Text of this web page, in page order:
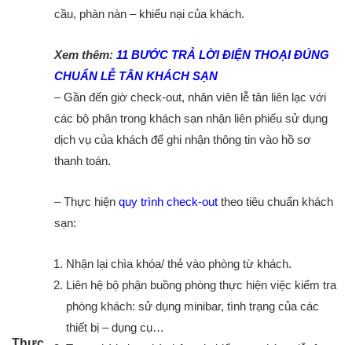
cầu, phàn nàn – khiếu nại của khách.
Xem thêm: 11 BƯỚC TRẢ LỜI ĐIỆN THOẠI ĐÚNG
CHUẨN LỄ TÂN KHÁCH SẠN
– Gần đến giờ check-out, nhân viên lễ tân liên lạc với
các bộ phận trong khách sạn nhận liên phiếu sử dụng
dịch vụ của khách để ghi nhận thông tin vào hồ sơ
thanh toán.
– Thực hiện quy trình check-out theo tiêu chuẩn khách
sạn:
Nhận lại chìa khóa/ thẻ vào phòng từ khách.
Liên hệ bộ phận buồng phòng thực hiện việc kiểm tra
phòng khách: sử dụng minibar, tình trạng của các
thiết bị – dụng cụ…